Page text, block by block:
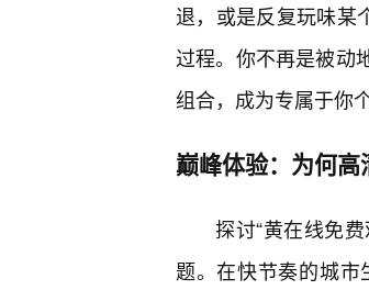
退，或是反复玩味某
过程。你不再是被动
组合，成为专属于你
巅峰体验：为何
探讨“黄在线免
题。在快节奏的城